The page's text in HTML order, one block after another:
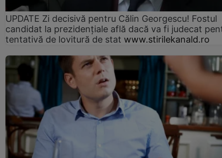
UPDATE Zi decisivă pentru Călin Georgescu! Fostul
candidat la prezidențiale află dacă va fi judecat
tentativă de lovitură de stat www.stirilekanald.ro